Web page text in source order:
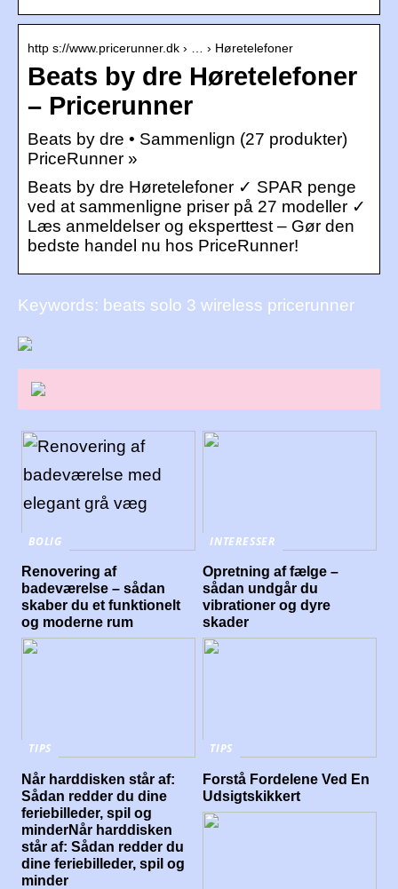
http s://www.pricerunner.dk › … › Høretelefoner
Beats by dre Høretelefoner
– Pricerunner
Beats by dre • Sammenlign (27 produkter)
PriceRunner »
Beats by dre Høretelefoner ✓ SPAR penge
ved at sammenligne priser på 27 modeller ✓
Læs anmeldelser og eksperttest – Gør den
bedste handel nu hos PriceRunner!
Keywords: beats solo 3 wireless pricerunner
BOLIG
Renovering af
badeværelse – sådan
skaber du et funktionelt
og moderne rum
INTERESSER
Opretning af fælge –
sådan undgår du
vibrationer og dyre
skader
TIPS
Når harddisken står af:
Sådan redder du dine
feriebilleder, spil og
minderNår harddisken
står af: Sådan redder du
dine feriebilleder, spil og
minder
TIPS
Forstå Fordelene Ved En
Udsigtskikkert